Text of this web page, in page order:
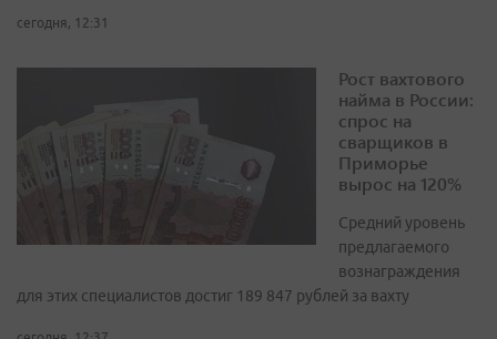
сегодня, 12:31
Рост вахтового
найма в России:
спрос на
сварщиков в
Приморье
вырос на 120%
Средний уровень
предлагаемого
вознаграждения
для этих специалистов достиг 189 847 рублей за вахту